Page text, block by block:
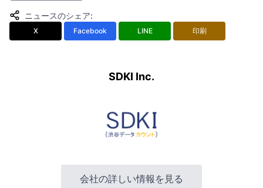
ニュースのシェア:
X Facebook LINE 印刷
SDKI Inc.
会社の詳しい情報を見る